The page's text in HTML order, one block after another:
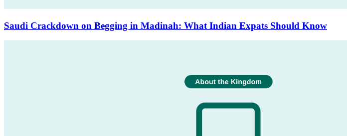
Saudi Crackdown on Begging in Madinah: What Indian Expats Should Know